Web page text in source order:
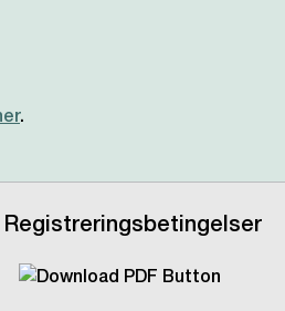
.
Registreringsbetingelser